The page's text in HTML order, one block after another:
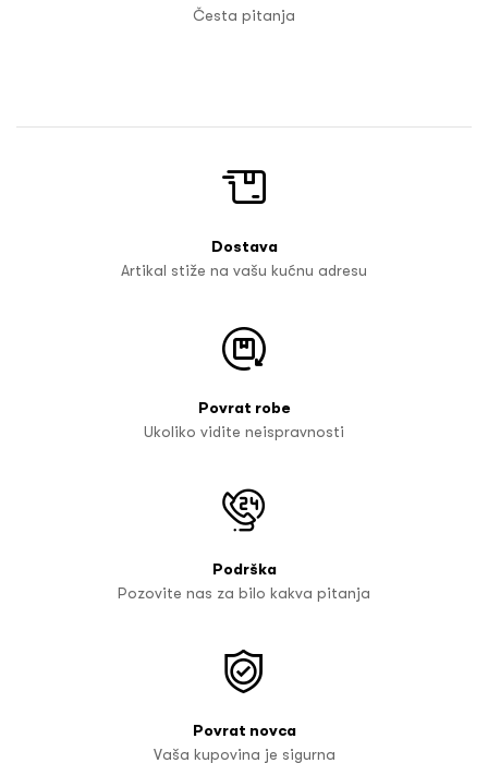
Česta pitanja
Dostava
Artikal stiže na vašu kućnu adresu
Povrat robe
Ukoliko vidite neispravnosti
Podrška
Pozovite nas za bilo kakva pitanja
Povrat novca
Vaša kupovina je sigurna